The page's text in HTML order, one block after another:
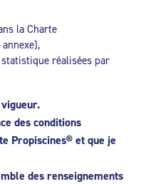
la Charte
réalisées par
des conditions
Propiscines® et que je
des renseignements